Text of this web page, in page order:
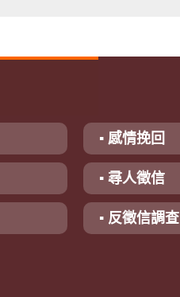
▪ 感情挽回
▪ 尋人徵信
▪ 反徵信調查